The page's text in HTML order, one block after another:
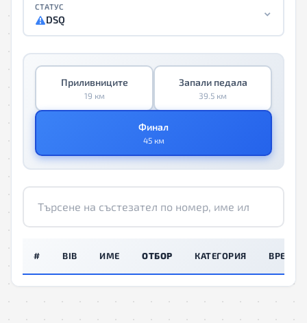
СТАТУС
DSQ
Приливниците
19 км
Запали педала
39.5 км
Финал
45 км
# BIB ИМЕ ОТБОР КАТЕГОРИЯ ВРЕМЕ